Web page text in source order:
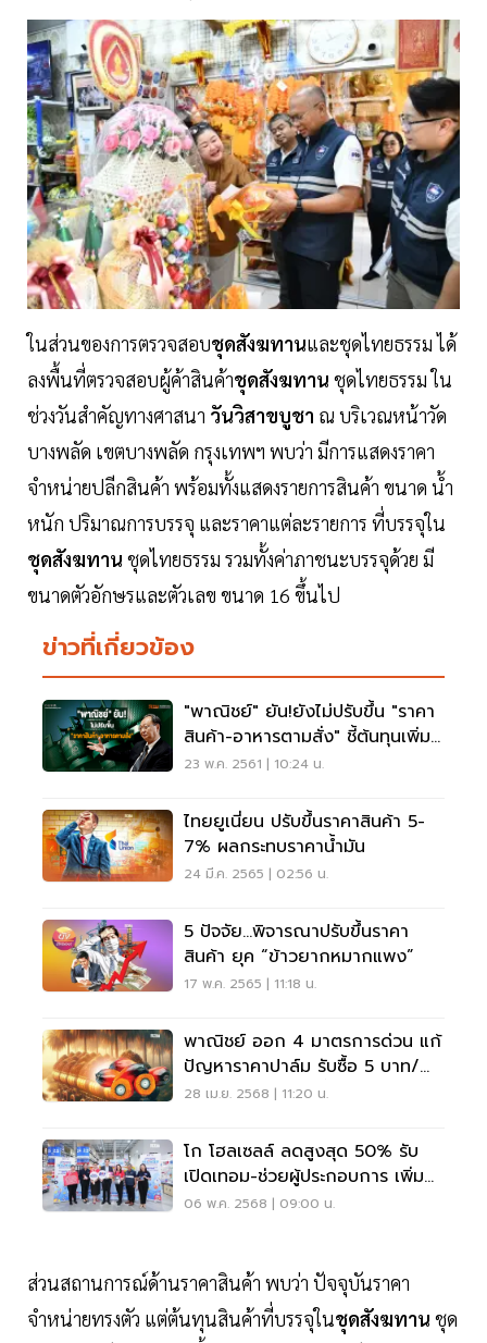
ในส่วนของการตรวจสอบชุดสังฆทานและชุดไทยธรรม ได้
ลงพื้นที่ตรวจสอบผู้ค้าสินค้าชุดสังฆทาน ชุดไทยธรรม ใน
ช่วงวันสำคัญทางศาสนา วันวิสาขบูชา ณ บริเวณหน้าวัด
บางพลัด เขตบางพลัด กรุงเทพฯ พบว่า มีการแสดงราคา
จำหน่ายปลีกสินค้า พร้อมทั้งแสดงรายการสินค้า ขนาด น้ำ
หนัก ปริมาณการบรรจุ และราคาแต่ละรายการ ที่บรรจุใน
ชุดสังฆทาน ชุดไทยธรรม รวมทั้งค่าภาชนะบรรจุด้วย มี
ขนาดตัวอักษรและตัวเลข ขนาด 16 ขึ้นไป
ข่าวที่เกี่ยวข้อง
"พาณิชย์" ยัน!ยังไม่ปรับขึ้น "ราคา
สินค้า-อาหารตามสั่ง" ชี้ต้นทุนเพิ่ม
เพียง15-20 สตางค์
23 พ.ค. 2561 | 10:24 น.
ไทยยูเนี่ยน ปรับขึ้นราคาสินค้า 5-
7% ผลกระทบราคาน้ำมัน
24 มี.ค. 2565 | 02:56 น.
5 ปัจจัย...พิจารณาปรับขึ้นราคา
สินค้า ยุค “ข้าวยากหมากแพง”
17 พ.ค. 2565 | 11:18 น.
พาณิชย์ ออก 4 มาตรการด่วน แก้
ปัญหาราคาปาล์ม รับซื้อ 5 บาท/
กก. ดีเดย์ 2 พ.ค. นี้
28 เม.ย. 2568 | 11:20 น.
โก โฮลเซลล์ ลดสูงสุด 50% รับ
เปิดเทอม-ช่วยผู้ประกอบการ เพิ่ม
พลังทำกิน
06 พ.ค. 2568 | 09:00 น.
ส่วนสถานการณ์ด้านราคาสินค้า พบว่า ปัจจุบันราคา
จำหน่ายทรงตัว แต่ต้นทุนสินค้าที่บรรจุในชุดสังฆทาน ชุด